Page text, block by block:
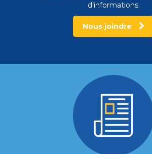
d’informations.
Nous joindre